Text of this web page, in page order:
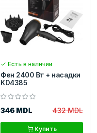
Есть в наличии
Фен 2400 Вт + насадки
KD4385
346 MDL 432 MDL
Купить